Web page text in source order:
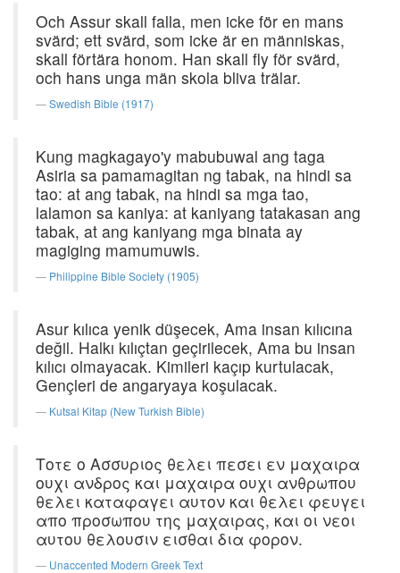
Och Assur skall falla, men icke för en mans
svärd; ett svärd, som icke är en människas,
skall förtära honom. Han skall fly för svärd,
och hans unga män skola bliva trälar.
Swedish Bible (1917)
Kung magkagayo'y mabubuwal ang taga
Asiria sa pamamagitan ng tabak, na hindi sa
tao: at ang tabak, na hindi sa mga tao,
lalamon sa kaniya: at kaniyang tatakasan ang
tabak, at ang kaniyang mga binata ay
magiging mamumuwis.
Philippine Bible Society (1905)
Asur kılıca yenik düşecek, Ama insan kılıcına
değil. Halkı kılıçtan geçirilecek, Ama bu insan
kılıcı olmayacak. Kimileri kaçıp kurtulacak,
Gençleri de angaryaya koşulacak.
Kutsal Kitap (New Turkish Bible)
Τοτε ο Ασσυριος θελει πεσει εν μαχαιρα
ουχι ανδρος και μαχαιρα ουχι ανθρωπου
θελει καταφαγει αυτον και θελει φευγει
απο προσωπου της μαχαιρας, και οι νεοι
αυτου θελουσιν εισθαι δια φορον.
Unaccented Modern Greek Text